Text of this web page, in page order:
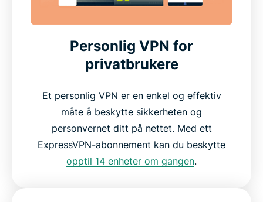
Personlig VPN for
privatbrukere
Et personlig VPN er en enkel og effektiv
måte å beskytte sikkerheten og
personvernet ditt på nettet. Med ett
ExpressVPN-abonnement kan du beskytte
opptil 14 enheter om gangen.